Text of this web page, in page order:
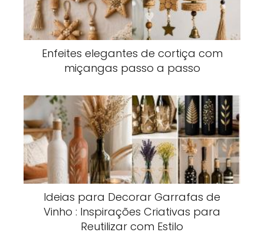
Enfeites elegantes de cortiça com
miçangas passo a passo
Ideias para Decorar Garrafas de
Vinho : Inspirações Criativas para
Reutilizar com Estilo